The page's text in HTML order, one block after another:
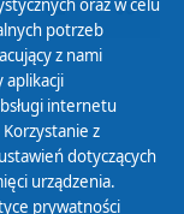
02 03
oraz w celu
potrzeb
z nami
aplikacji
internetu
z
dotyczących
urządzenia.
prywatności